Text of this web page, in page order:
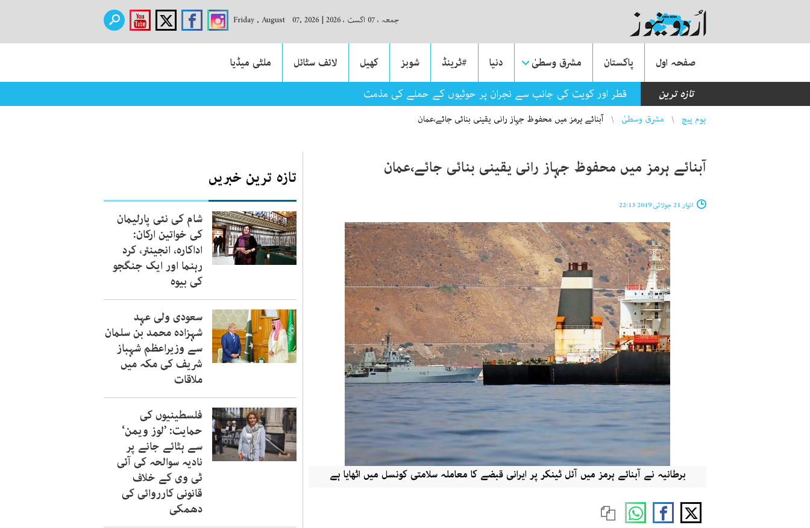
جمعہ ، 07 اگست ، 2026 |
Friday , August 07, 2026
صفحہ اول پاکستان مشرق وسطیٰ دنیا #ٹرینڈ شوبز کھیل لائف سٹائل
ملٹی میڈیا
تازہ ترین
قطر اور کویت کی جانب سے نجران پر حوثیوں کے حملے کی مذمت
You are here
ہوم پیچ مشرق وسطیٰ آبنائے ہرمز میں محفوظ جہاز رانی یقینی بنائی جائے،عمان
آبنائے ہرمز میں محفوظ جہاز رانی یقینی بنائی جائے،عمان
اتوار 21 جولائی 2019 22:13
برطانیہ نے آبنائے ہرمز میں آئل ٹینکر پر ایرانی قبضے کا معاملہ سلامتی کونسل میں اٹھایا ہے
تازہ ترین خبریں
شام کی نئی پارلیمان
کی خواتین ارکان:
اداکارہ، انجینئر، کرد
رہنما اور ایک جنگجو
کی بیوہ
سعودی ولی عہد
شہزادہ محمد بن سلمان
سے وزیراعظم شہباز
شریف کی مکہ میں
ملاقات
فلسطینیوں کی
حمایت: ’لوز ویمن‘
سے ہٹائے جانے پر
نادیہ سوالحہ کی آئی
ٹی وی کے خلاف
قانونی کارروائی کی
دھمکی